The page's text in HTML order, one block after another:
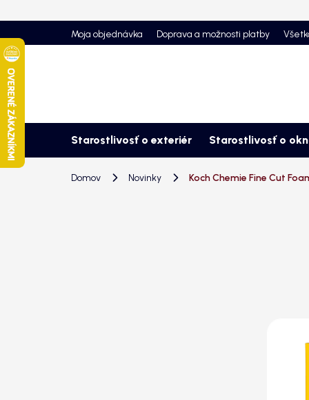
na
obsah
Moja objednávka Doprava a možnosti platby
Starostlivosť o exteriér Starostlivosť o
Domov Novinky Koch Chemie Fine Cut